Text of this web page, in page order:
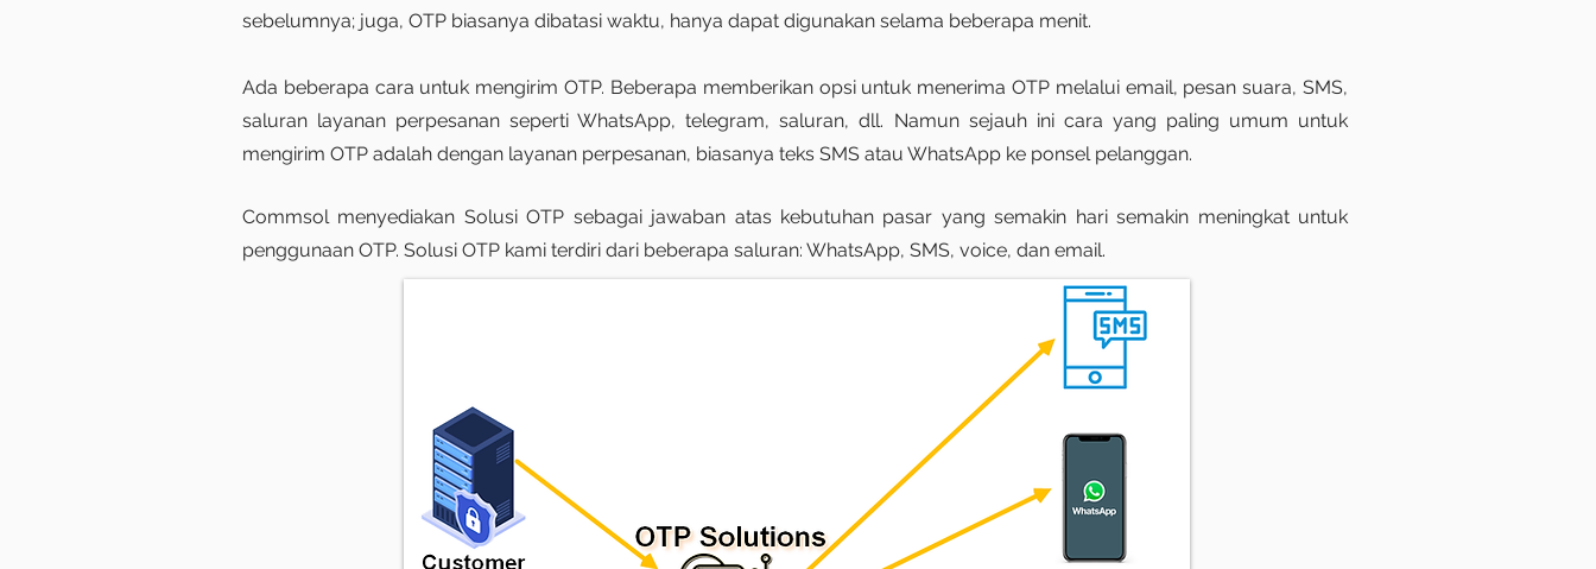
sebelumnya; juga, OTP biasanya dibatasi waktu, hanya dapat digunakan selama beberapa menit.
Ada beberapa cara untuk mengirim OTP. Beberapa memberikan opsi untuk menerima OTP melalui email, pesan suara, SMS,
saluran layanan perpesanan seperti WhatsApp, telegram, saluran, dll. Namun sejauh ini cara yang paling umum untuk
mengirim OTP adalah dengan layanan perpesanan, biasanya teks SMS atau WhatsApp ke ponsel pelanggan.
Commsol menyediakan Solusi OTP sebagai jawaban atas kebutuhan pasar yang semakin hari semakin meningkat untuk
penggunaan OTP. Solusi OTP kami terdiri dari beberapa saluran: WhatsApp, SMS, voice, dan email.